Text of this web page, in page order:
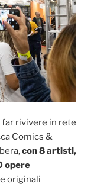
rivivere in rete
Comics &
con 8 artisti,
opere
originali